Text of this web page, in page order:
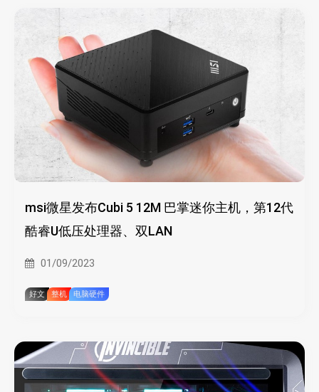
msi微星发布Cubi 5 12M 巴掌迷你主机，第12代
酷睿U低压处理器、双LAN
01/09/2023
好文 整机 电脑硬件